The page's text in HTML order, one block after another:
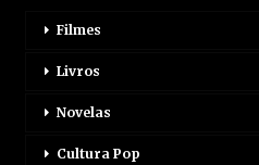
Filmes
Livros
Novelas
Cultura Pop